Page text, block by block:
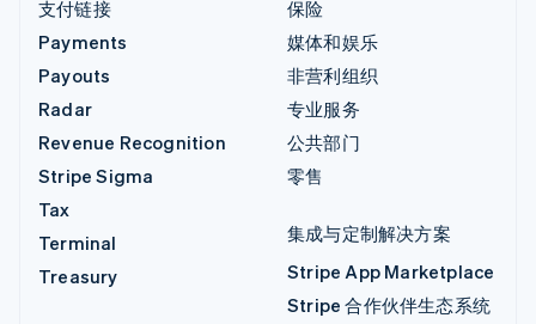
支付链接
Payments
Payouts
Radar
Revenue Recognition
Stripe Sigma
Tax
Terminal
Treasury
保险
媒体和娱乐
非营利组织
专业服务
公共部门
零售
集成与定制解决方案
Stripe App Marketplace
Stripe 合作伙伴生态系统